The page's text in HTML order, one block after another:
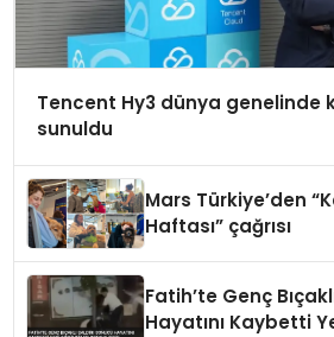
Tencent Hy3 dünya genelinde
sunuldu
Mars Türkiye’den
Haftası” çağrısı
Fatih’te Genç
Hayatını Kaybetti